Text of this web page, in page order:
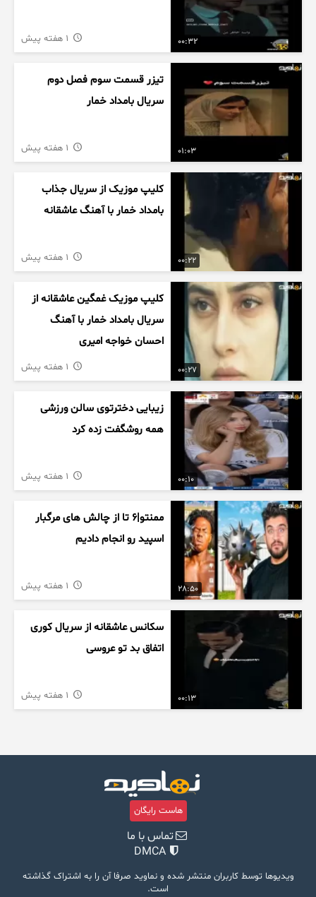
00:32
01:03
تیزر قسمت سوم فصل دوم
سریال بامداد خمار
00:22
کلیپ موزیک از سریال جذاب
بامداد خمار با آهنگ عاشقانه
00:27
کلیپ موزیک غمگین عاشقانه از
سریال بامداد خمار با آهنگ
احسان خواجه امیری
00:10
زیبایی دخترتوی سالن ورزشی
همه روشگفت زده کرد
28:50
ممنتو|۶ تا از چالش های مرگبار
اسپید رو انجام دادیم
00:13
سکانس عاشقانه از سریال کوری
اتفاق بد تو عروسی
هاست رایگان
تماس با ما
DMCA
ویدیوها توسط کاربران منتشر شده و نماوید صرفا آن را به اشتراک گذاشته
است.